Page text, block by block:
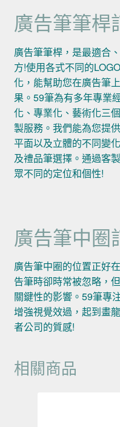
廣告筆筆桿
廣告筆筆桿，是最適合
方!使用各式不同的
化，能幫助您在廣告筆
果。59筆為有多年專業
化、專業化、藝術化三
製服務。我們能為您提
平面以及立體的不同變
及禮品筆選擇。通過客
眾不同的定位和個性!
廣告筆中圈
廣告筆中圈的位置正好
告筆時卻時常被忽略，
關鍵性的影響。59筆專
增強視覺效過，起到畫
者公司的質感!
相關商品